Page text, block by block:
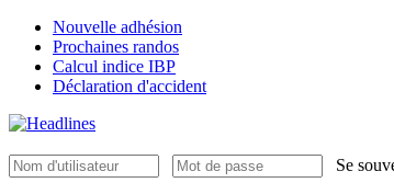
Nouvelle adhésion
Prochaines randos
Calcul indice IBP
Déclaration d'accident
Se